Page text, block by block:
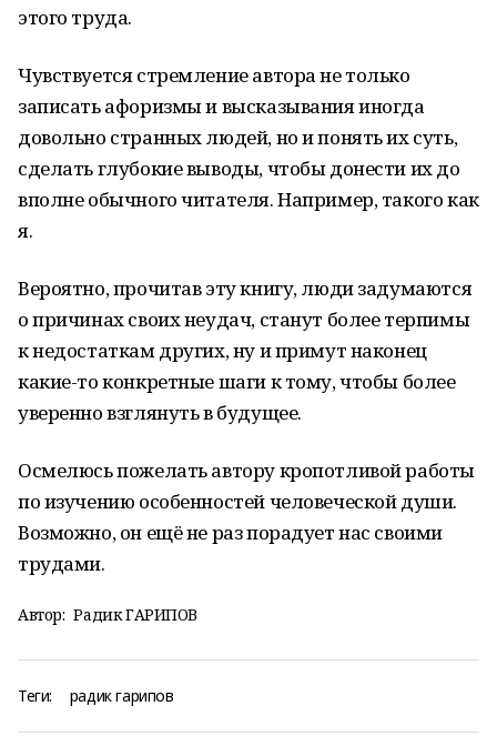
этого труда.
Чувствуется стремление автора не только
записать афоризмы и высказывания иногда
довольно странных людей, но и понять их суть,
сделать глубокие выводы, чтобы донести их до
вполне обычного читателя. Например, такого как
я.
Вероятно, прочитав эту книгу, люди задумаются
о причинах своих неудач, станут более терпимы
к недостаткам других, ну и примут наконец
какие-то конкретные шаги к тому, чтобы более
уверенно взглянуть в будущее.
Осмелюсь пожелать автору кропотливой работы
по изучению особенностей человеческой души.
Возможно, он ещё не раз порадует нас своими
трудами.
Автор: Радик ГАРИПОВ
Теги: радик гарипов